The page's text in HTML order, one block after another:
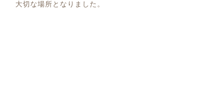
大切な場所となりました。